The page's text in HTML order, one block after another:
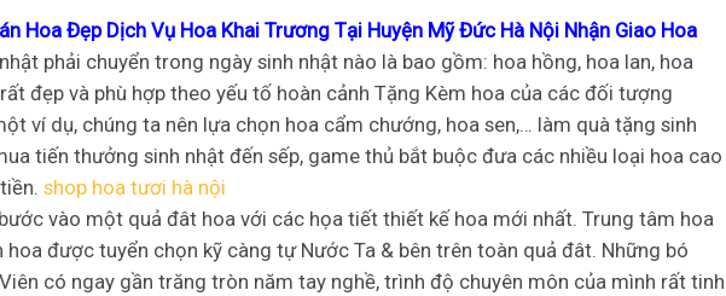
Hoa Đẹp Dịch Vụ Hoa Khai Trương Tại Huyện Mỹ Đức Hà Nội Nhận Giao Hoa
phải chuyển trong ngày sinh nhật nào là bao gồm: hoa hồng, hoa lan, hoa
đẹp và phù hợp theo yếu tố hoàn cảnh Tặng Kèm hoa của các đối tượng
ví dụ, chúng ta nên lựa chọn hoa cẩm chướng, hoa sen,… làm quà tặng sinh
tiến thưởng sinh nhật đến sếp, game thủ bắt buộc đưa các nhiều loại hoa cao
shop hoa tươi hà nội
vào một quả đât hoa với các họa tiết thiết kế hoa mới nhất. Trung tâm hoa
được tuyển chọn kỹ càng tự Nước Ta & bên trên toàn quả đât. Những bó
có ngay gần trăng tròn năm tay nghề, trình độ chuyên môn của mình rất tinh